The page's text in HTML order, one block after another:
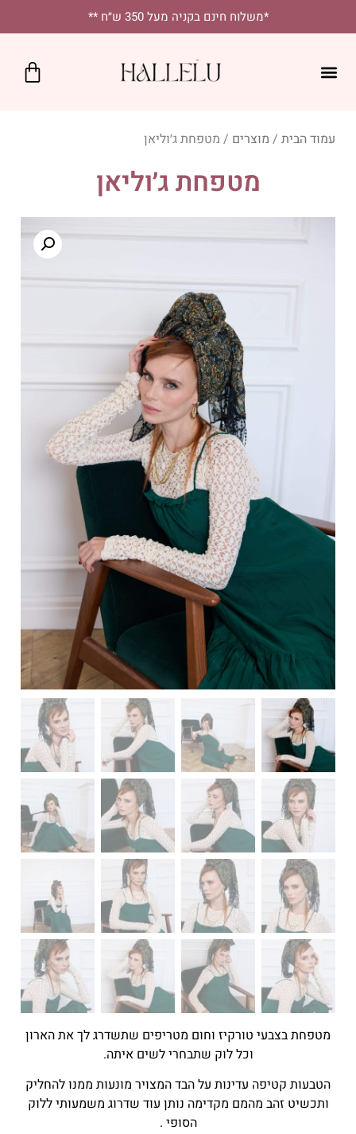
*משלוח חינם בקניה מעל 350 ש״ח **
עמוד הבית / מוצרים / מטפחת ג׳וליאן
מטפחת ג׳וליאן
מטפחת בצבעי טורקיז וחום מטריפים שתשדרג לך את הארון
וכל לוק שתבחרי לשים איתה.
הטבעות קטיפה עדינות על הבד המצויר מונעות ממנו להחליק
ותכשיט זהב מהמם מקדימה נותן עוד שדרוג משמעותי ללוק
הסופי .